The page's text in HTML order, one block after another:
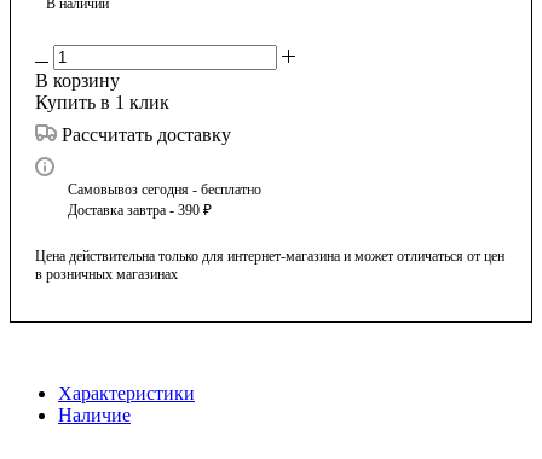
В наличии
В корзину
Купить в 1 клик
Рассчитать доставку
Самовывоз сегодня - бесплатно
Доставка завтра - 390 ₽
Цена действительна только для интернет-магазина и может отличаться от цен
в розничных магазинах
Характеристики
Наличие